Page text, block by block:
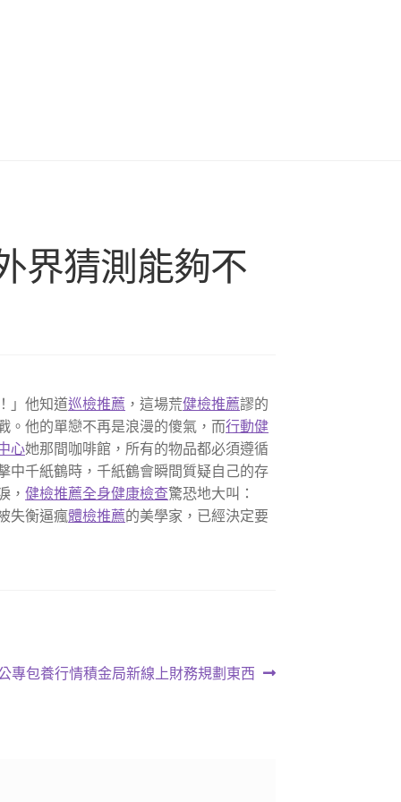
界猜測能夠不
！」他知道巡檢推薦 ，這場荒健檢推薦謬的
。他的單戀不再是浪漫的傻氣，而行動健
心她那間咖啡館，所有的物品都必須遵循
中千紙鶴時，千紙鶴會瞬間質疑自己的存
，健檢推薦全身健康檢查驚恐地大叫：
失衡逼瘋體檢推薦的美學家，已經決定要
專包養行情積金局新線上財務規劃東西